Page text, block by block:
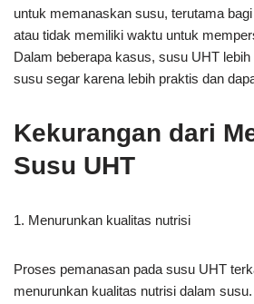
untuk memanaskan susu, terutama
atau tidak memiliki waktu untuk
Dalam beberapa kasus, susu UHT
susu segar karena lebih praktis dan
Kekurangan dari
Susu UHT
1. Menurunkan kualitas nutrisi
Proses pemanasan pada susu UHT
menurunkan kualitas nutrisi dalam